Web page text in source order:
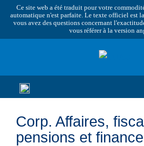
Ce site web a été traduit pour votre
automatique n'est parfaite. Le texte officiel est
vous avez des questions concernant
vous référer à la version
Corp. Affaires,
pensions et